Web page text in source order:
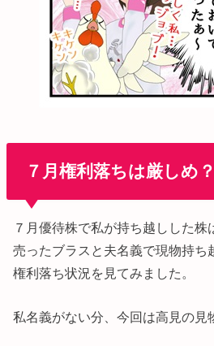
７月権利落ちは厳しめ？
７月優待株で私が持ち越しした株
売ったブラスと夫名義で現物持ち
権利落ち状況を見てみました。
私名義がない分、今回は高見の見